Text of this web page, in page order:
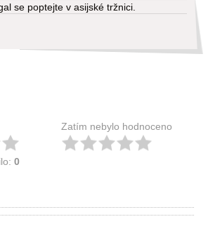
se poptejte v asijské tržnici.
0
Zatím nebylo hodnoceno